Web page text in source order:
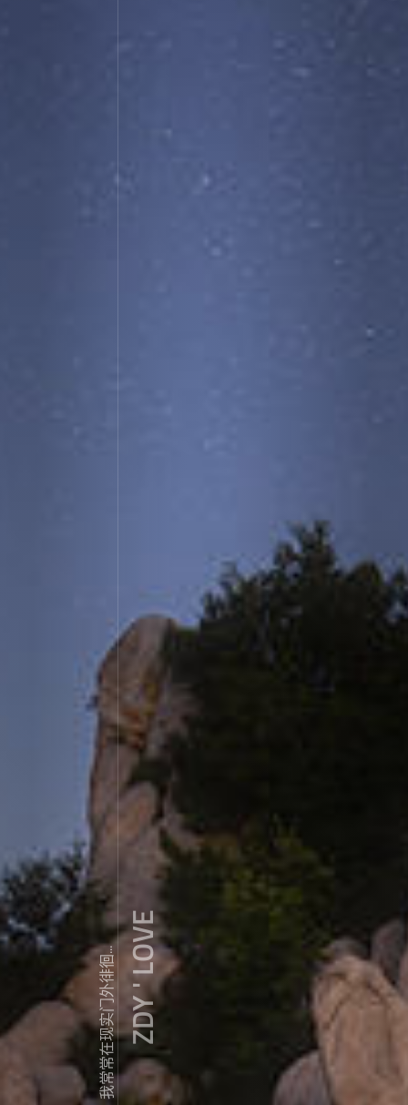
我常常在现实门外徘徊...ZDY ' LOVE